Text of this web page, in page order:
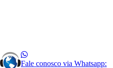
Fale conosco via Whatsapp: